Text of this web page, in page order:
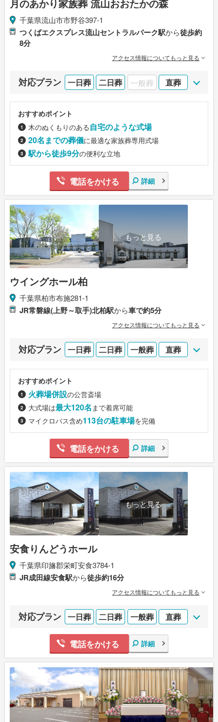
月のあかり家族葬 流山おおたかの森
千葉県流山市市野谷397-1
つくばエクスプレス流山セントラルパーク駅から徒歩約
8分
アクセス情報についてもっと見る
対応プラン 一日葬 二日葬 一般葬 直葬
おすすめポイント
木のぬくもりのある 自宅のような式場
20名までの葬儀に最適な家族葬専用式場
駅から徒歩9分の便利な立地
電話をかける 詳細
もっと見る
ウイングホール柏
千葉県柏市布施281-1
JR常磐線(上野～取手)北柏駅から車で約5分
アクセス情報についてもっと見る
対応プラン 一日葬 二日葬 一般葬 直葬
おすすめポイント
火葬場併設の公営斎場
大式場は最大120名 まで着席可能
マイクロバス含め113台の駐車場を完備
電話をかける 詳細
もっと見る
安食りんどうホール
千葉県印旛郡栄町安食3784-1
JR成田線安食駅から徒歩約16分
アクセス情報についてもっと見る
対応プラン 一日葬 二日葬 一般葬 直葬
電話をかける 詳細